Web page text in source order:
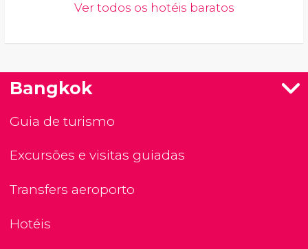
Ver todos os hotéis baratos
Bangkok
Guia de turismo
Excursões e visitas guiadas
Transfers aeroporto
Hotéis